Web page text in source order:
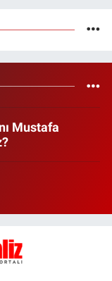
Mustafa